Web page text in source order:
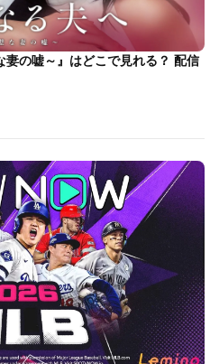
妻の嘘～』はどこで見れる？ 配信